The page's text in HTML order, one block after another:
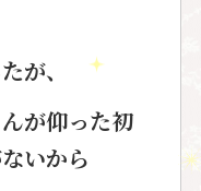
が、
が仰った初
いから